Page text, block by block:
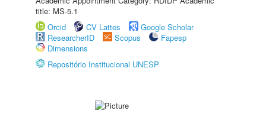
title: MS-5.1
Orcid
CV Lattes
Google Scholar
ResearcherID
Scopus
Fapesp
Dimensions
Repositório Institucional UNESP